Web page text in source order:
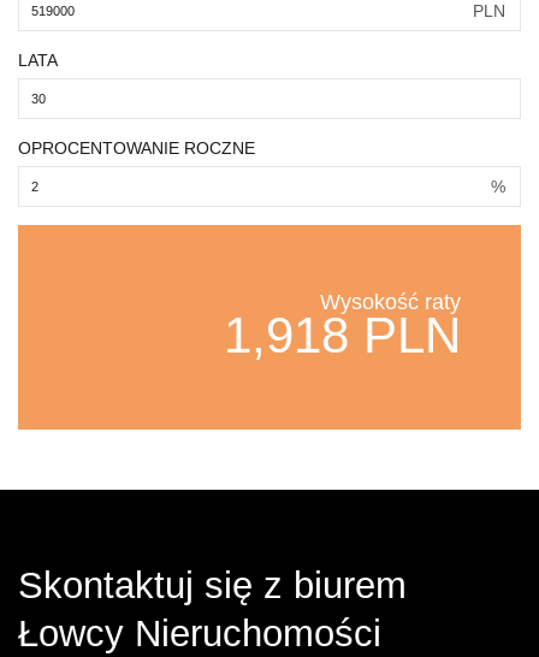
PLN
LATA
OPROCENTOWANIE ROCZNE
%
Wysokość raty
1,918 PLN
Skontaktuj się z biurem
Łowcy Nieruchomości